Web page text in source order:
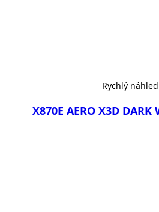
Rychlý náhled
X870E AERO X3D DARK